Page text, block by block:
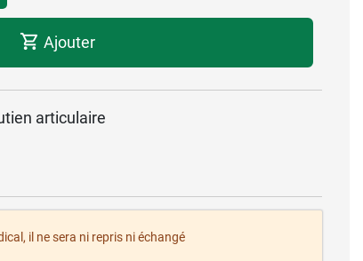
Ajouter
articulaire
il ne sera ni repris ni échangé